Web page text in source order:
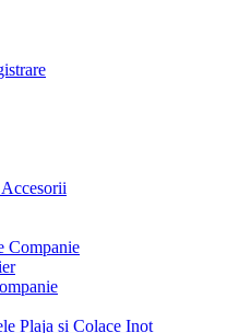
Companie
Plaja si Colace Inot